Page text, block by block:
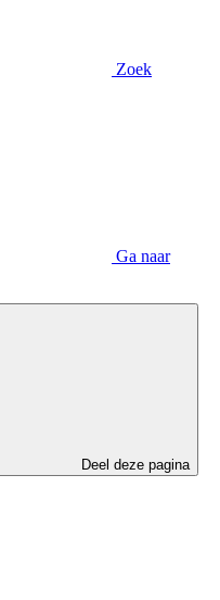
Zoek
Ga naar
Deel deze pagina